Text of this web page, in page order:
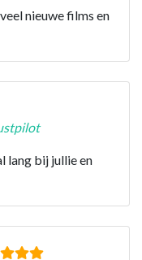
nieuwe films en
lang bij jullie en